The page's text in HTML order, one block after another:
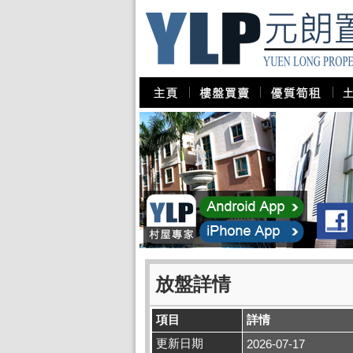
放盤詳情
項目
詳情
更新日期
2026-07-17